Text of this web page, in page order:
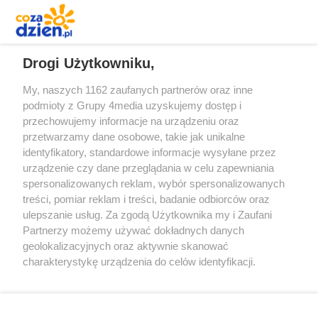
Redakcja Reklama Prywatność
Praca Łódź
the:protocol
Drogi Użytkowniku,
My, naszych 1162 zaufanych partnerów oraz inne
podmioty z Grupy 4media uzyskujemy dostęp i
przechowujemy informacje na urządzeniu oraz
przetwarzamy dane osobowe, takie jak unikalne
identyfikatory, standardowe informacje wysyłane przez
urządzenie czy dane przeglądania w celu zapewniania
spersonalizowanych reklam, wybór spersonalizowanych
treści, pomiar reklam i treści, badanie odbiorców oraz
ulepszanie usług. Za zgodą Użytkownika my i Zaufani
Partnerzy możemy używać dokładnych danych
geolokalizacyjnych oraz aktywnie skanować
charakterystykę urządzenia do celów identyfikacji.